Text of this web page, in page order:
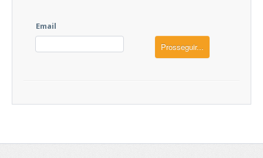
Email
Prosseguir...